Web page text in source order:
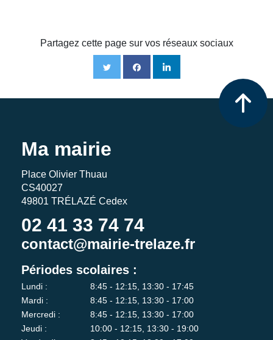
Partagez cette page sur vos réseaux sociaux
Ma mairie
Place Olivier Thuau
CS40027
49801 TRÉLAZÉ Cedex
02 41 33 74 74
contact@mairie-trelaze.fr
Périodes scolaires :
Lundi :
8:45 - 12:15, 13:30 - 17:45
Mardi :
8:45 - 12:15, 13:30 - 17:00
Mercredi :
8:45 - 12:15, 13:30 - 17:00
Jeudi :
10:00 - 12:15, 13:30 - 19:00